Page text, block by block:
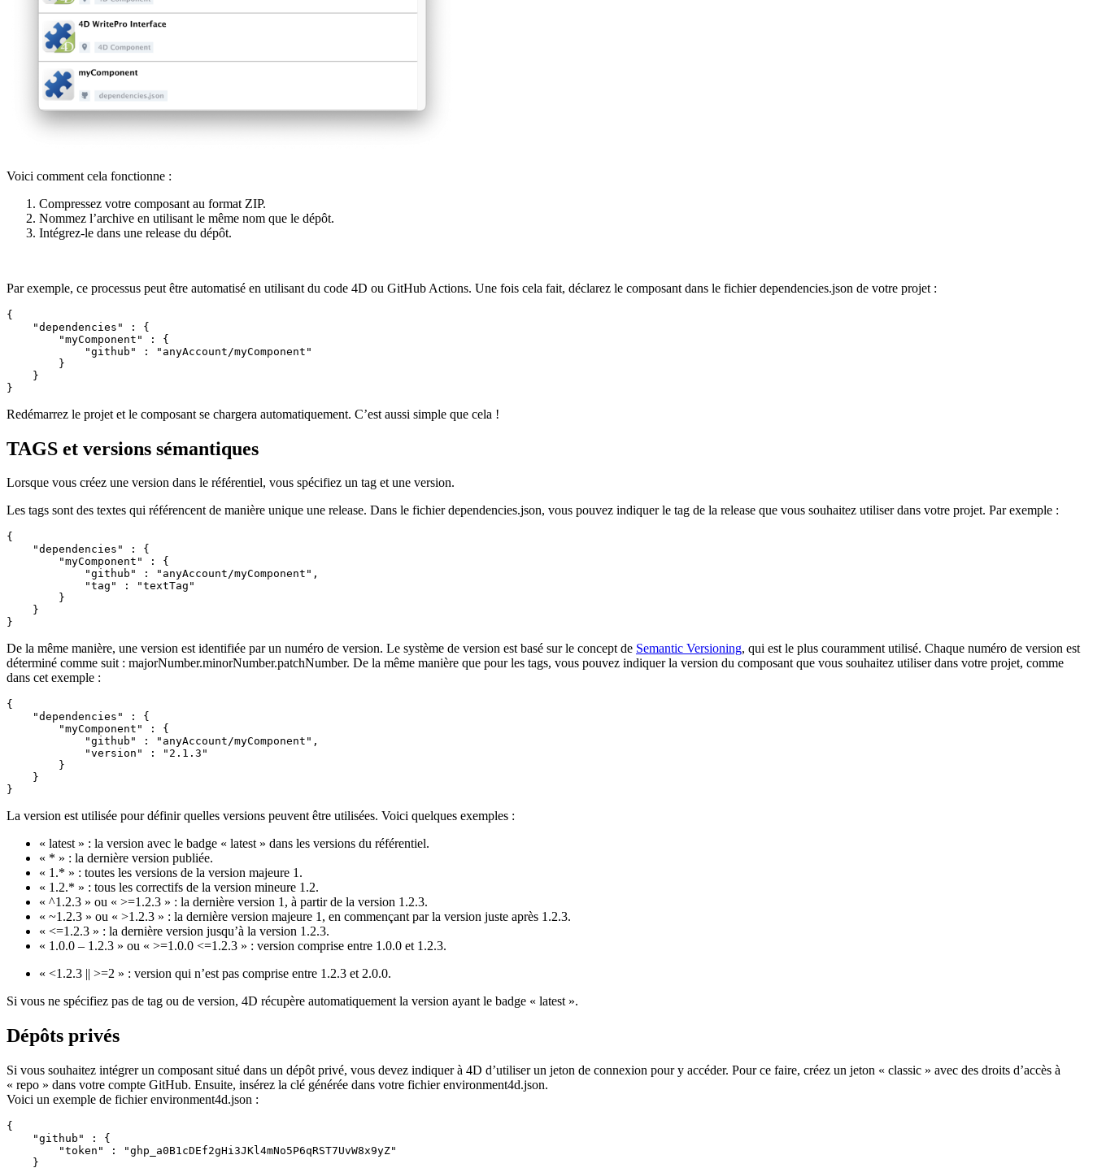
Voici comment cela fonctionne :
Compressez votre composant au format ZIP.
Nommez l’archive en utilisant le même nom que le dépôt.
Intégrez-le dans une release du dépôt.
Par exemple, ce processus peut être automatisé en utilisant du code 4D ou GitHub Actions. Une fois cela fait, déclarez le composant dans le fichier dependencies.json de votre projet :
{
    "dependencies" : {
        "myComponent" : {
            "github" : "anyAccount/myComponent"
        }
    }
}
Redémarrez le projet et le composant se chargera automatiquement. C’est aussi simple que cela !
TAGS et versions sémantiques
Lorsque vous créez une version dans le référentiel, vous spécifiez un tag et une version.
Les tags sont des textes qui référencent de manière unique une release. Dans le fichier dependencies.json, vous pouvez indiquer le tag de la release que vous souhaitez utiliser dans votre projet. Par exemple :
{
    "dependencies" : {
        "myComponent" : {
            "github" : "anyAccount/myComponent",
            "tag" : "textTag"
        }
    }
}
De la même manière, une version est identifiée par un numéro de version. Le système de version est basé sur le concept de Semantic Versioning, qui est le plus couramment utilisé. Chaque numéro de version est
déterminé comme suit : majorNumber.minorNumber.patchNumber. De la même manière que pour les tags, vous pouvez indiquer la version du composant que vous souhaitez utiliser dans votre projet, comme
dans cet exemple :
{
    "dependencies" : {
        "myComponent" : {
            "github" : "anyAccount/myComponent",
            "version" : "2.1.3"
        }
    }
}
La version est utilisée pour définir quelles versions peuvent être utilisées. Voici quelques exemples :
« latest » : la version avec le badge « latest » dans les versions du référentiel.
« * » : la dernière version publiée.
« 1.* » : toutes les versions de la version majeure 1.
« 1.2.* » : tous les correctifs de la version mineure 1.2.
« ^1.2.3 » ou « >=1.2.3 » : la dernière version 1, à partir de la version 1.2.3.
« ~1.2.3 » ou « >1.2.3 » : la dernière version majeure 1, en commençant par la version juste après 1.2.3.
« <=1.2.3 » : la dernière version jusqu’à la version 1.2.3.
« 1.0.0 – 1.2.3 » ou « >=1.0.0 <=1.2.3 » : version comprise entre 1.0.0 et 1.2.3.
« <1.2.3 || >=2 » : version qui n’est pas comprise entre 1.2.3 et 2.0.0.
Si vous ne spécifiez pas de tag ou de version, 4D récupère automatiquement la version ayant le badge « latest ».
Dépôts privés
Si vous souhaitez intégrer un composant situé dans un dépôt privé, vous devez indiquer à 4D d’utiliser un jeton de connexion pour y accéder. Pour ce faire, créez un jeton « classic » avec des droits d’accès à
« repo » dans votre compte GitHub. Ensuite, insérez la clé générée dans votre fichier environment4d.json.
Voici un exemple de fichier environment4d.json :
{
    "github" : {
        "token" : "ghp_a0B1cDEf2gHi3JKl4mNo5P6qRST7UvW8x9yZ"
    }